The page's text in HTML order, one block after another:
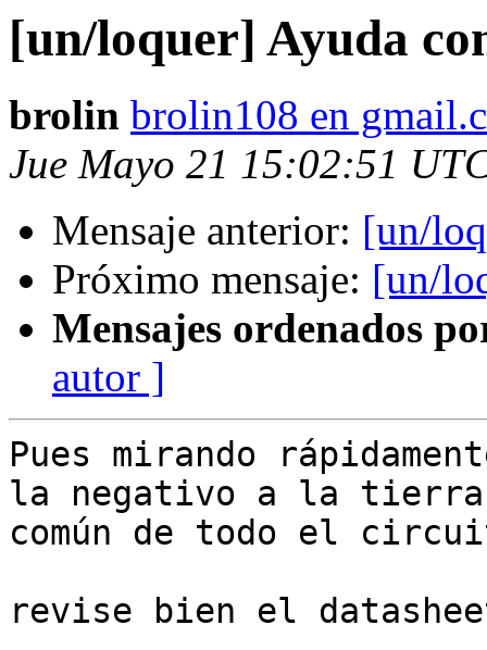
[un/loquer] Ayuda
brolin brolin108 en
Jue Mayo 21 15:02:51
Mensaje anterior: [un/
Próximo mensaje: [un/
Mensajes ordenados
autor ]
Pues mirando
la negativo a la tierra
común de todo el
revise bien el